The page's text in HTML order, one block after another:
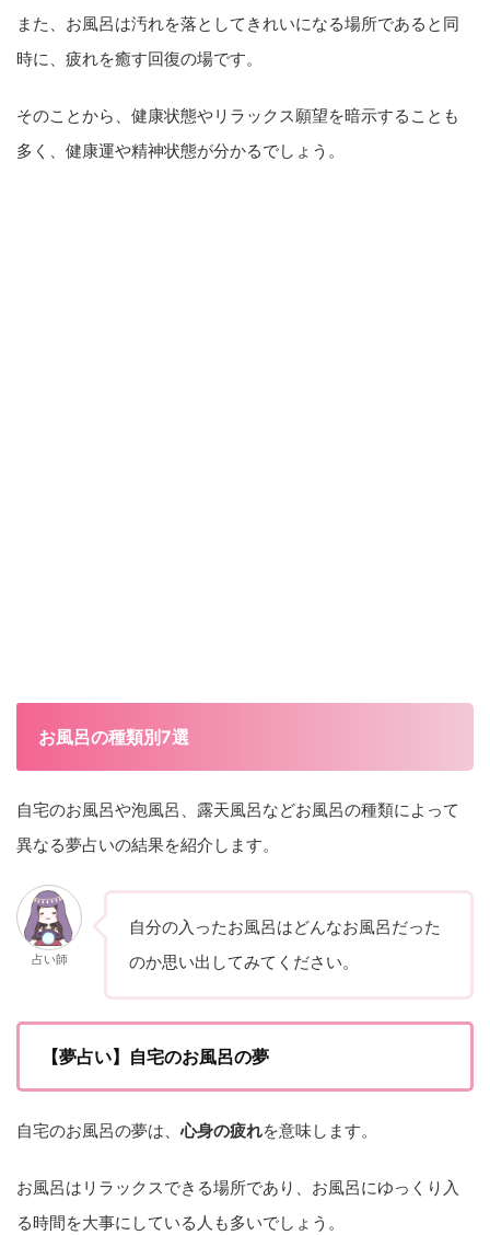
また、お風呂は汚れを落としてきれいになる場所であると同
時に、疲れを癒す回復の場です。
そのことから、健康状態やリラックス願望を暗示することも
多く、健康運や精神状態が分かるでしょう。
お風呂の種類別7選
自宅のお風呂や泡風呂、露天風呂などお風呂の種類によって
異なる夢占いの結果を紹介します。
占い師
自分の入ったお風呂はどんなお風呂だった
のか思い出してみてください。
【夢占い】自宅のお風呂の夢
自宅のお風呂の夢は、心身の疲れを意味します。
お風呂はリラックスできる場所であり、お風呂にゆっくり入
る時間を大事にしている人も多いでしょう。